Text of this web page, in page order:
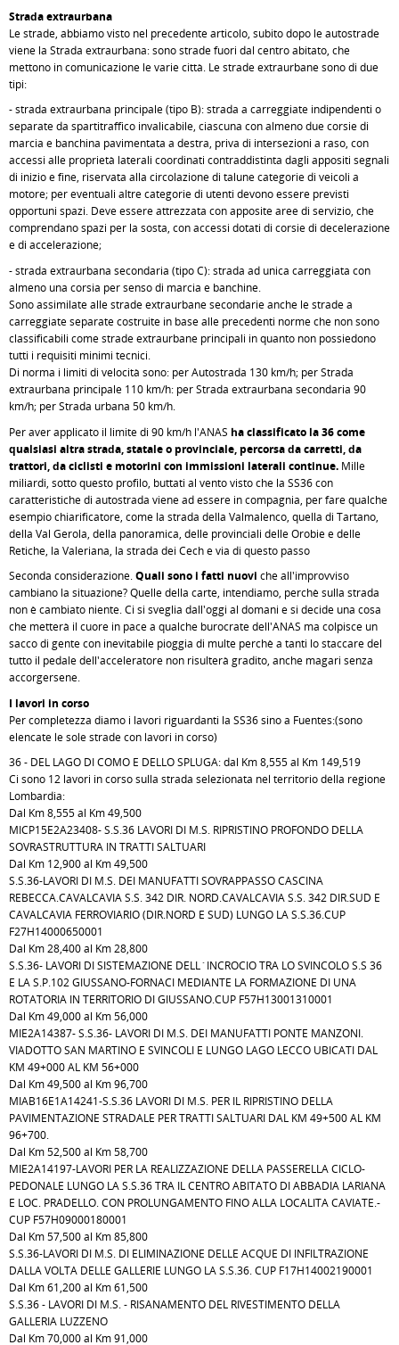
Strada extraurbana
Le strade, abbiamo visto nel precedente articolo, subito dopo le autostrade
viene la Strada extraurbana: sono strade fuori dal centro abitato, che
mettono in comunicazione le varie città. Le strade extraurbane sono di due
tipi:
- strada extraurbana principale (tipo B): strada a carreggiate indipendenti o
separate da spartitraffico invalicabile, ciascuna con almeno due corsie di
marcia e banchina pavimentata a destra, priva di intersezioni a raso, con
accessi alle proprietà laterali coordinati contraddistinta dagli appositi segnali
di inizio e fine, riservata alla circolazione di talune categorie di veicoli a
motore; per eventuali altre categorie di utenti devono essere previsti
opportuni spazi. Deve essere attrezzata con apposite aree di servizio, che
comprendano spazi per la sosta, con accessi dotati di corsie di decelerazione
e di accelerazione;
- strada extraurbana secondaria (tipo C): strada ad unica carreggiata con
almeno una corsia per senso di marcia e banchine.
Sono assimilate alle strade extraurbane secondarie anche le strade a
carreggiate separate costruite in base alle precedenti norme che non sono
classificabili come strade extraurbane principali in quanto non possiedono
tutti i requisiti minimi tecnici.
Di norma i limiti di velocità sono: per Autostrada 130 km/h; per Strada
extraurbana principale 110 km/h: per Strada extraurbana secondaria 90
km/h; per Strada urbana 50 km/h.
Per aver applicato il limite di 90 km/h l'ANAS ha classificato la 36 come
qualsiasi altra strada, statale o provinciale, percorsa da carretti, da
trattori, da ciclisti e motorini con immissioni laterali continue. Mille
miliardi, sotto questo profilo, buttati al vento visto che la SS36 con
caratteristiche di autostrada viene ad essere in compagnia, per fare qualche
esempio chiarificatore, come la strada della Valmalenco, quella di Tartano,
della Val Gerola, della panoramica, delle provinciali delle Orobie e delle
Retiche, la Valeriana, la strada dei Cech e via di questo passo
Seconda considerazione.Quali sono i fatti nuovi che all'improvviso
cambiano la situazione? Quelle della carte, intendiamo, perchè sulla strada
non è cambiato niente. Ci si sveglia dall'oggi al domani e si decide una cosa
che metterà il cuore in pace a qualche burocrate dell'ANAS ma colpisce un
sacco di gente con inevitabile pioggia di multe perchè a tanti lo staccare del
tutto il pedale dell'acceleratore non risulterà gradito, anche magari senza
accorgersene.
I lavori in corso
Per completezza diamo i lavori riguardanti la SS36 sino a Fuentes:(sono
elencate le sole strade con lavori in corso)
36 - DEL LAGO DI COMO E DELLO SPLUGA: dal Km 8,555 al Km 149,519
Ci sono 12 lavori in corso sulla strada selezionata nel territorio della regione
Lombardia:
Dal Km 8,555 al Km 49,500
MICP15E2A23408- S.S.36 LAVORI DI M.S. RIPRISTINO PROFONDO DELLA
SOVRASTRUTTURA IN TRATTI SALTUARI
Dal Km 12,900 al Km 49,500
S.S.36-LAVORI DI M.S. DEI MANUFATTI SOVRAPPASSO CASCINA
REBECCA.CAVALCAVIA S.S. 342 DIR. NORD.CAVALCAVIA S.S. 342 DIR.SUD E
CAVALCAVIA FERROVIARIO (DIR.NORD E SUD) LUNGO LA S.S.36.CUP
F27H14000650001
Dal Km 28,400 al Km 28,800
S.S.36- LAVORI DI SISTEMAZIONE DELL`INCROCIO TRA LO SVINCOLO S.S 36
E LA S.P.102 GIUSSANO-FORNACI MEDIANTE LA FORMAZIONE DI UNA
ROTATORIA IN TERRITORIO DI GIUSSANO.CUP F57H13001310001
Dal Km 49,000 al Km 56,000
MIE2A14387- S.S.36- LAVORI DI M.S. DEI MANUFATTI PONTE MANZONI.
VIADOTTO SAN MARTINO E SVINCOLI E LUNGO LAGO LECCO UBICATI DAL
KM 49+000 AL KM 56+000
Dal Km 49,500 al Km 96,700
MIAB16E1A14241-S.S.36 LAVORI DI M.S. PER IL RIPRISTINO DELLA
PAVIMENTAZIONE STRADALE PER TRATTI SALTUARI DAL KM 49+500 AL KM
96+700.
Dal Km 52,500 al Km 58,700
MIE2A14197-LAVORI PER LA REALIZZAZIONE DELLA PASSERELLA CICLO-
PEDONALE LUNGO LA S.S.36 TRA IL CENTRO ABITATO DI ABBADIA LARIANA
E LOC. PRADELLO. CON PROLUNGAMENTO FINO ALLA LOCALITA CAVIATE.-
CUP F57H09000180001
Dal Km 57,500 al Km 85,800
S.S.36-LAVORI DI M.S. DI ELIMINAZIONE DELLE ACQUE DI INFILTRAZIONE
DALLA VOLTA DELLE GALLERIE LUNGO LA S.S.36. CUP F17H14002190001
Dal Km 61,200 al Km 61,500
S.S.36 - LAVORI DI M.S. - RISANAMENTO DEL RIVESTIMENTO DELLA
GALLERIA LUZZENO
Dal Km 70,000 al Km 91,000